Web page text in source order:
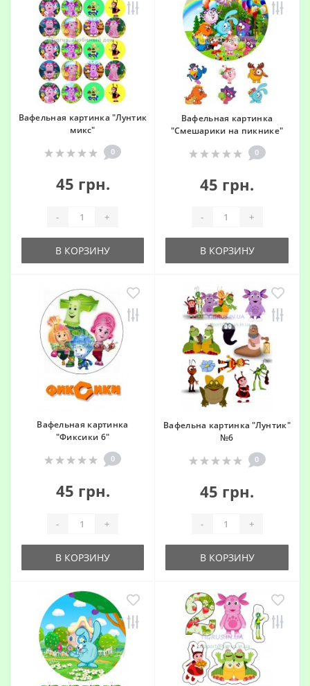
Вафельная картинка "Лунтик
микс"
0
45 грн.
- +
В КОРЗИНУ
Вафельная картинка
"Смешарики на пикнике"
0
45 грн.
- +
В КОРЗИНУ
Вафельная картинка
"Фиксики 6"
0
45 грн.
- +
В КОРЗИНУ
Вафельна картинка "Лунтик"
№6
0
45 грн.
- +
В КОРЗИНУ